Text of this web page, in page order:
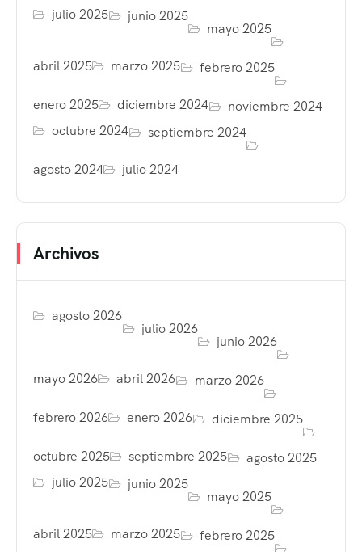
julio 2025
junio 2025
mayo 2025
abril 2025 marzo 2025 febrero 2025
enero 2025 diciembre 2024
noviembre 2024
octubre 2024
septiembre 2024
agosto 2024 julio 2024
Archivos
agosto 2026
julio 2026
junio 2026
mayo 2026 abril 2026 marzo 2026
febrero 2026 enero 2026 diciembre 2025
octubre 2025 septiembre 2025
agosto 2025
julio 2025
junio 2025
mayo 2025
abril 2025 marzo 2025 febrero 2025